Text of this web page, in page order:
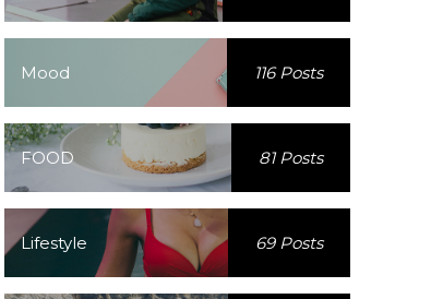
Mood 116 Posts
FOOD 81 Posts
Lifestyle 69 Posts